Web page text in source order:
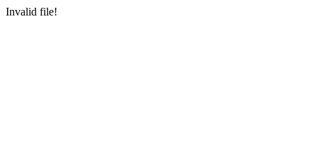
Invalid file!